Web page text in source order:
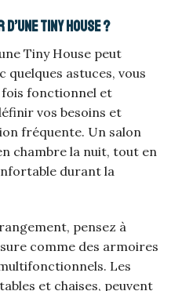
Tiny House ?
Tiny House peut
quelques astuces, vous
fois fonctionnel et
vos besoins et
fréquente. Un salon
chambre la nuit, tout en
durant la
pensez à
comme des armoires
Les
et chaises, peuvent